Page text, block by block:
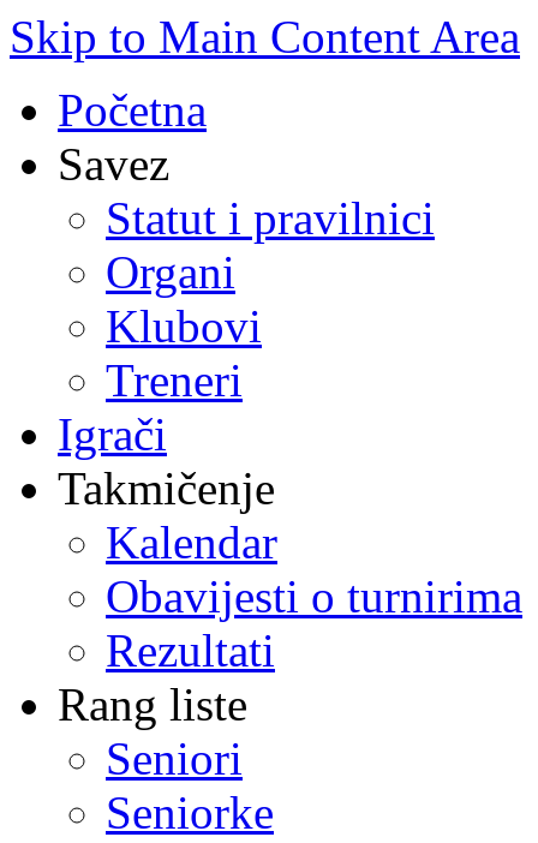
Skip to Main Content Area
Početna
Savez
Statut i pravilnici
Organi
Klubovi
Treneri
Igrači
Takmičenje
Kalendar
Obavijesti o turnirima
Rezultati
Rang liste
Seniori
Seniorke